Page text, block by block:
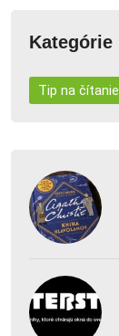
Kategórie
Tip na čítanie